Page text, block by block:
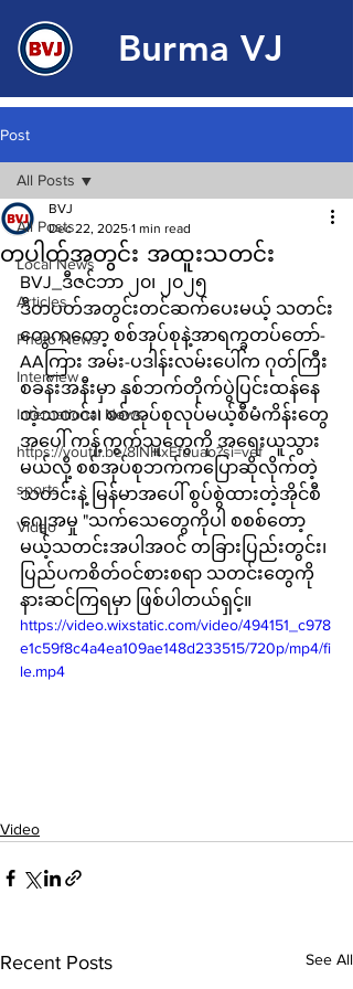
Burma VJ
Post
All Posts
Local News
Articles
Photo News
Interview
International News
https://youtu.be/8lNHxEfuuao?si=vef
sports
Video
All Posts
တပါတ်အတွင်း အထူးသတင်း
BVJ
Dec 22, 2025 1 min read
BVJ_ဒီဇင်ဘာ ၂၀၊ ၂၀၂၅
ဒီတပတ်အတွင်းတင်ဆက်ပေးမယ့် သတင်း
တွေကတော့ စစ်အုပ်စုနဲ့အာရက္ခတပ်တော်-
AAကြား အမ်း-ပဒါန်းလမ်းပေါ်က ဂုတ်ကြီး
စခန်းအနီးမှာ နှစ်ဘက်တိုက်ပွဲပြင်းထန်နေ
တဲ့သတင်း၊ စစ်အုပ်စုလုပ်မယ့်စီမံကိန်းတွေ
အပေါ် ကန့်ကွက်သူတွေကို အရေးယူသွား
မယ်လို့ စစ်အုပ်စုဘက်ကပြောဆိုလိုက်တဲ့
သတင်းနဲ့ မြန်မာအပေါ် စွပ်စွဲထားတဲ့အိုင်စီ
ဂျေအမှု "သက်သေတွေကိုပါ စစစ်တော့
မယ့်သတင်းအပါအဝင် တခြားပြည်းတွင်း၊
ပြည်ပကစိတ်ဝင်စားစရာ သတင်းတွေကို
နားဆင်ကြရမှာ ဖြစ်ပါတယ်ရှင့်။
https://video.wixstatic.com/video/494151_c978
e1c59f8c4a4ea109ae148d233515/720p/mp4/fi
le.mp4
Video
Recent Posts See All